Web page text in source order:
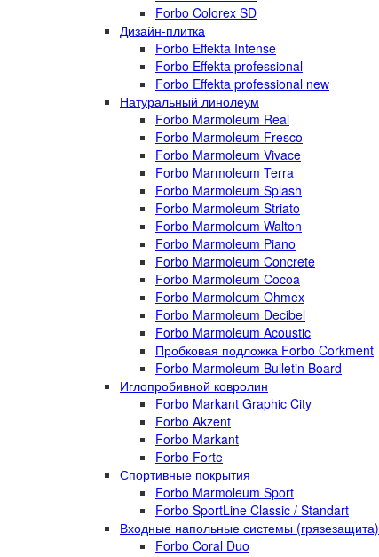
Forbo Colorex SD
Дизайн-плитка
Forbo Effekta Intense
Forbo Effekta professional
Forbo Effekta professional new
Натуральный линолеум
Forbo Marmoleum Real
Forbo Marmoleum Fresco
Forbo Marmoleum Vivace
Forbo Marmoleum Terra
Forbo Marmoleum Splash
Forbo Marmoleum Striato
Forbo Marmoleum Walton
Forbo Marmoleum Piano
Forbo Marmoleum Concrete
Forbo Marmoleum Cocoa
Forbo Marmoleum Ohmex
Forbo Marmoleum Decibel
Forbo Marmoleum Acoustic
Пробковая подложка Forbo Corkment
Forbo Marmoleum Bulletin Board
Иглопробивной ковролин
Forbo Markant Graphic City
Forbo Akzent
Forbo Markant
Forbo Forte
Спортивные покрытия
Forbo Marmoleum Sport
Forbo SportLine Classic / Standart
Входные напольные системы (грязезащита)
Forbo Coral Duo